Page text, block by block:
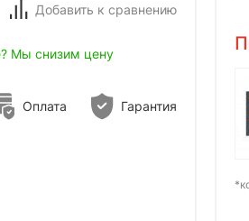
Добавить к сравнению
Мы снизим цену
Оплата Гарантия